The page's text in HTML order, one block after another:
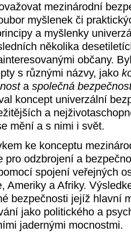
mezinárodní
myšlenek či
a myšlenky
několika
občany.
s různými názvy, jako
a společná
koncept univerzální
a
mění a s nimi i svět.
ke konceptu
pro odzbrojení a
spojení veřejných
Ameriky a Afriky.
bezpečnosti jejíž hlavní
jako politického a
jadernými mocnostmi.